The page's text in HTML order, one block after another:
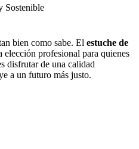
Sostenible
bien como sabe. El estuche de
elección profesional para quienes
disfrutar de una calidad
a un futuro más justo.